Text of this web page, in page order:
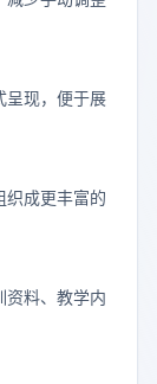
呈现，便于展
织成更丰富的
资料、教学内